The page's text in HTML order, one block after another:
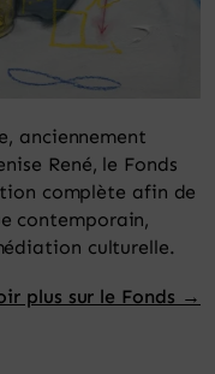
anciennement
René, le Fonds
complète afin de
contemporain,
culturelle.
plus sur le Fonds →